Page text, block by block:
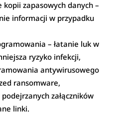
zapasowych danych –
informacji w przypadku
– łatanie luk w
ryzyko infekcji,
antywirusowego
ransomware,
załączników
linki.